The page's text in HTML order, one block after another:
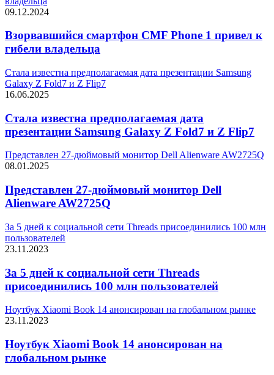
09.12.2024
Взорвавшийся смартфон CMF Phone 1 привел к
гибели владельца
Стала известна предполагаемая дата презентации Samsung
Galaxy Z Fold7 и Z Flip7
16.06.2025
Стала известна предполагаемая дата
презентации Samsung Galaxy Z Fold7 и Z Flip7
Представлен 27-дюймовый монитор Dell Alienware AW2725Q
08.01.2025
Представлен 27-дюймовый монитор Dell
Alienware AW2725Q
За 5 дней к социальной сети Threads присоединились 100 млн
пользователей
23.11.2023
За 5 дней к социальной сети Threads
присоединились 100 млн пользователей
Ноутбук Xiaomi Book 14 анонсирован на глобальном рынке
23.11.2023
Ноутбук Xiaomi Book 14 анонсирован на
глобальном рынке